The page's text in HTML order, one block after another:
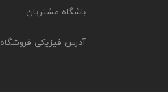
باشگاه مشتریان
آدرس فیزیکی فروشگاه